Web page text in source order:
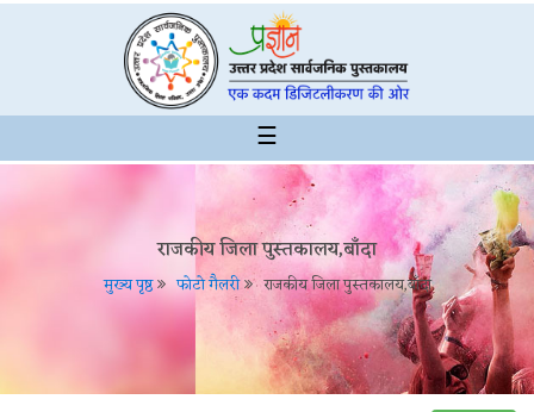
☰
राजकीय जिला पुस्तकालय,बाँदा
मुख्य पृष्ठ फोटो गैलरी राजकीय जिला पुस्तकालय,बाँदा